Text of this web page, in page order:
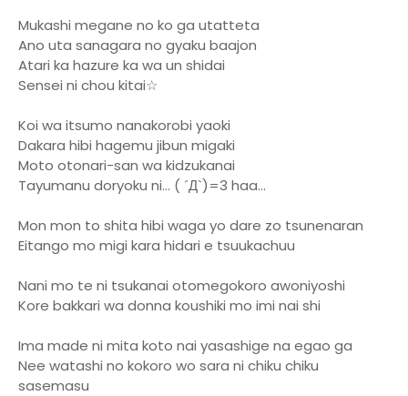
Mukashi megane no ko ga utatteta
Ano uta sanagara no gyaku baajon
Atari ka hazure ka wa un shidai
Sensei ni chou kitai☆
Koi wa itsumo nanakorobi yaoki
Dakara hibi hagemu jibun migaki
Moto otonari-san wa kidzukanai
Tayumanu doryoku ni… ( ´Д`)=3 haa...
Mon mon to shita hibi waga yo dare zo tsunenaran
Eitango mo migi kara hidari e tsuukachuu
Nani mo te ni tsukanai otomegokoro awoniyoshi
Kore bakkari wa donna koushiki mo imi nai shi
Ima made ni mita koto nai yasashige na egao ga
Nee watashi no kokoro wo sara ni chiku chiku
sasemasu